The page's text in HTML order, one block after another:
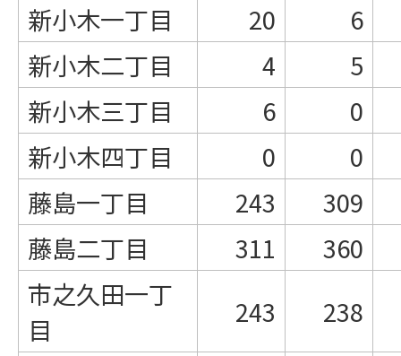
新小木一丁目
20
6
新小木二丁目
4
5
新小木三丁目
6
0
新小木四丁目
0
0
藤島一丁目
243
309
藤島二丁目
311
360
市之久田一丁
目
243
238